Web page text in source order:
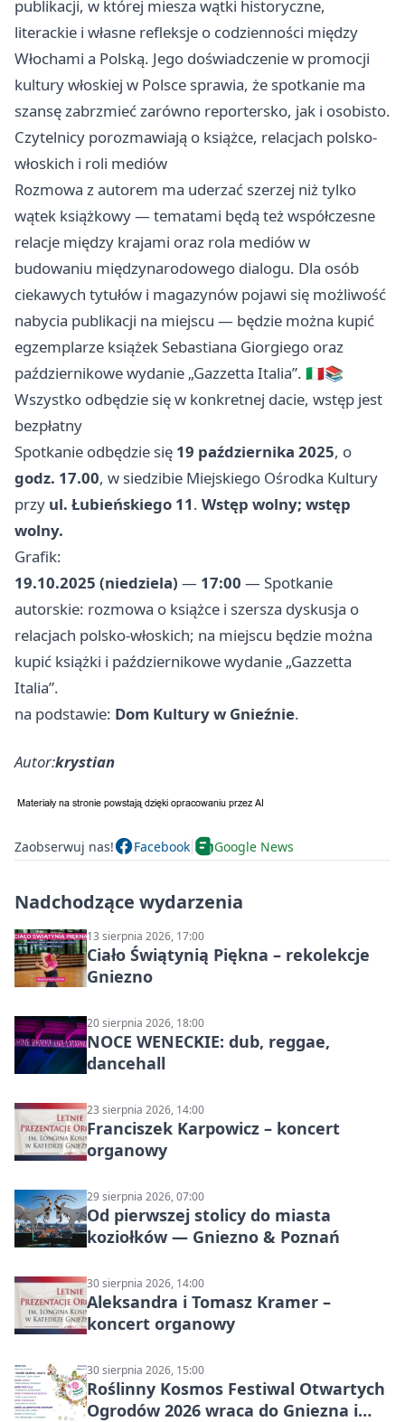
publikacji, w której miesza wątki historyczne,
literackie i własne refleksje o codzienności między
Włochami a Polską. Jego doświadczenie w promocji
kultury włoskiej w Polsce sprawia, że spotkanie ma
szansę zabrzmieć zarówno reportersko, jak i osobisto.
Czytelnicy porozmawiają o książce, relacjach polsko-
włoskich i roli mediów
Rozmowa z autorem ma uderzać szerzej niż tylko
wątek książkowy — tematami będą też współczesne
relacje między krajami oraz rola mediów w
budowaniu międzynarodowego dialogu. Dla osób
ciekawych tytułów i magazynów pojawi się możliwość
nabycia publikacji na miejscu — będzie można kupić
egzemplarze książek Sebastiana Giorgiego oraz
październikowe wydanie „Gazzetta Italia”. 🇮🇹📚
Wszystko odbędzie się w konkretnej dacie, wstęp jest
bezpłatny
Spotkanie odbędzie się 19 października 2025, o
godz. 17.00, w siedzibie Miejskiego Ośrodka Kultury
przy ul. Łubieńskiego 11. Wstęp wolny; wstęp
wolny.
Grafik:
19.10.2025 (niedziela) — 17:00 — Spotkanie
autorskie: rozmowa o książce i szersza dyskusja o
relacjach polsko‑włoskich; na miejscu będzie można
kupić książki i październikowe wydanie „Gazzetta
Italia”.
na podstawie: Dom Kultury w Gnieźnie.
Autor:krystian
Zaobserwuj nas! Facebook Google News
Nadchodzące wydarzenia
13 sierpnia 2026, 17:00
Ciało Świątynią Piękna – rekolekcje
Gniezno
20 sierpnia 2026, 18:00
NOCE WENECKIE: dub, reggae,
dancehall
23 sierpnia 2026, 14:00
Franciszek Karpowicz – koncert
organowy
29 sierpnia 2026, 07:00
Od pierwszej stolicy do miasta
koziołków — Gniezno & Poznań
30 sierpnia 2026, 14:00
Aleksandra i Tomasz Kramer –
koncert organowy
30 sierpnia 2026, 15:00
Roślinny Kosmos Festiwal Otwartych
Ogrodów 2026 wraca do Gniezna i